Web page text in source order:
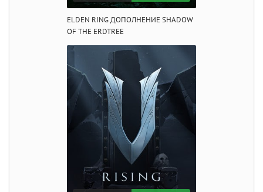
ELDEN RING ДОПОЛНЕНИЕ SHADOW
OF THE ERDTREE